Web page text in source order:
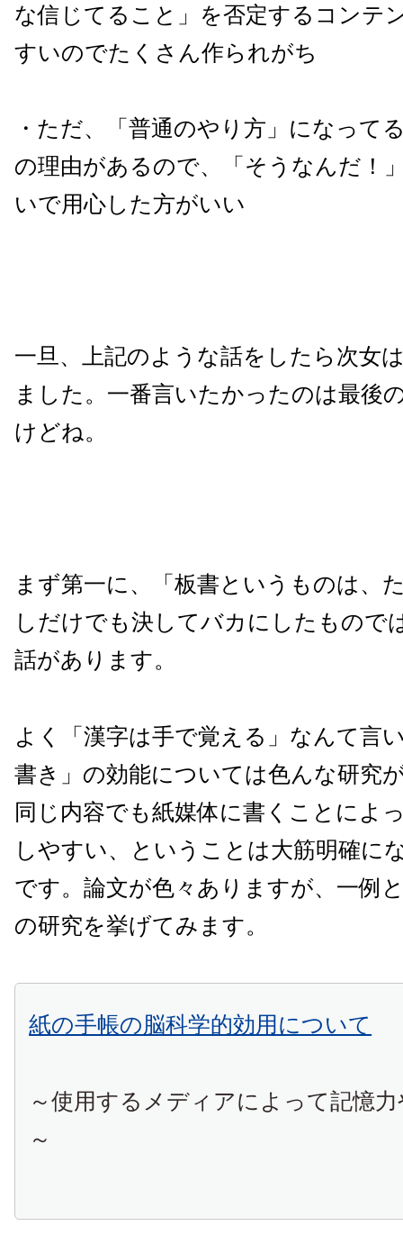
な信じてること」を否定するコンテ
すいのでたくさん作られがち
・ただ、「普通のやり方」になって
の理由があるので、「そうなんだ！
いで用心した方がいい
一旦、上記のような話をしたら次女
ました。一番言いたかったのは最後
けどね。
まず第一に、「板書というものは、
しだけでも決してバカにしたもので
話があります。
よく「漢字は手で覚える」なんて言
書き」の効能については色んな研究
同じ内容でも紙媒体に書くことによ
しやすい、ということは大筋明確に
です。論文が色々ありますが、一例
の研究を挙げてみます。
紙の手帳の脳科学的効用について
～使用するメディアによって記憶
～